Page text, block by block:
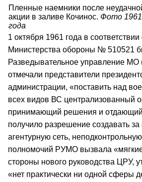
Пленные наемники после
акции в заливе Кочинос. Фото 1961
года
1 октября 1961 года в
Министерства обороны № 510521
Разведывательное управление
отмечали представители
администрации, «поставить над
всех видов ВС централизованный
принимающий решения и
получило разрешение создавать
агентурную сеть,
полномочий РУМО вызвала
стороны нового руководства ЦРУ,
«нет практически ни одной сферы